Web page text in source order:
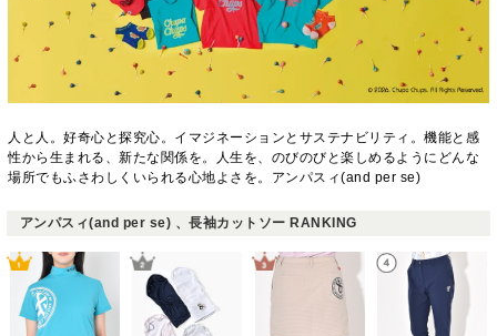
人と人。好奇心と探究心。イマジネーションとサステナビリティ。機能と感
性から生まれる、新たな関係を。人生を、のびのびと楽しめるようにどんな
場所でもふさわしくいられる心地よさを。アンパスィ(and per se)
アンパスィ(and per se) 、長袖カットソー RANKING